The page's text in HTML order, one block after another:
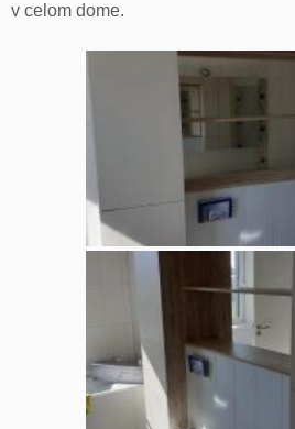
v celom dome.